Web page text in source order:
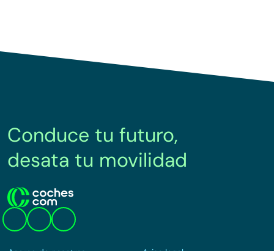
Conduce tu futuro,
desata tu movilidad